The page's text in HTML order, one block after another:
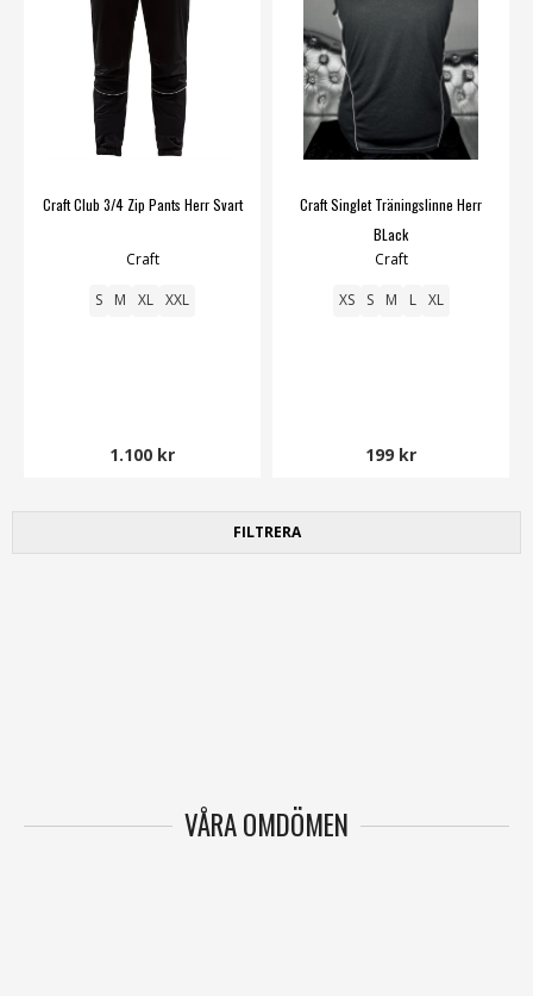
Craft Club 3/4 Zip Pants Herr Svart
Craft
S M XL XXL
1.100 kr
Craft Singlet Träningslinne Herr
BLack
Craft
XS S M L XL
199 kr
FILTRERA
VÅRA OMDÖMEN